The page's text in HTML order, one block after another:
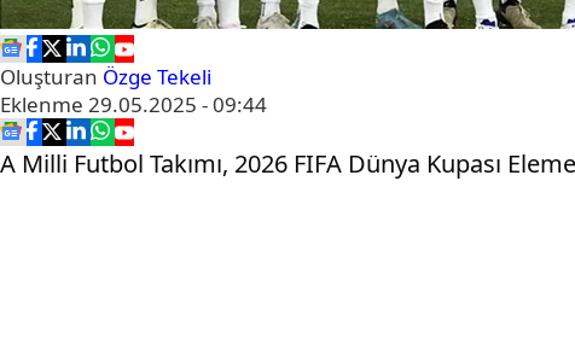
Oluşturan Özge Tekeli
Eklenme 29.05.2025 - 09:44
A Milli Futbol Takımı, 2026 FIFA Dünya Kupası